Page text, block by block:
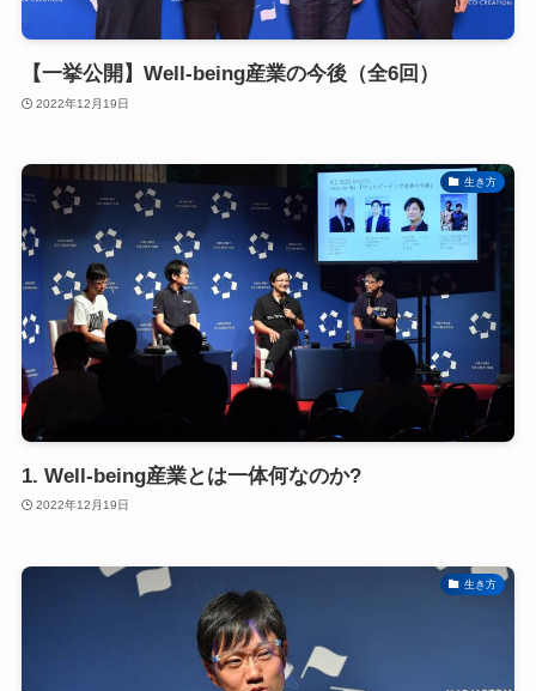
【一挙公開】Well-being産業の今後（全6回）
2022年12月19日
生き方
1. Well-being産業とは一体何なのか?
2022年12月19日
生き方